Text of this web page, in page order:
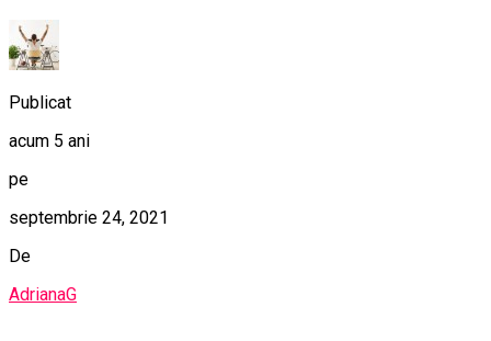
Publicat
acum 5 ani
pe
septembrie 24, 2021
De
AdrianaG